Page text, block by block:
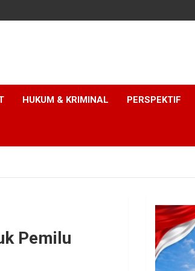
HUKUM & KRIMINAL PERSPEKTIF
Pemilu